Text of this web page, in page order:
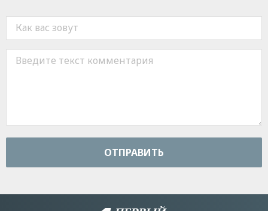
ОТПРАВИТЬ